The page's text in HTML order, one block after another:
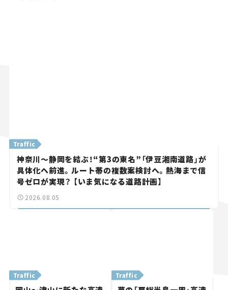
Traffic
神奈川～静岡を結ぶ！“第3の東名”「伊豆湘南道路」が
具体化へ前進。ルート帯の複数案検討へ。熱海まで信
号ゼロが実現？ 【いま気になる道路計画】
2026.08.05
Traffic Traffic